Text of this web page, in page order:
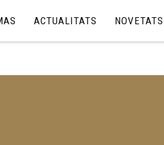
ACTUALITATS NOVETATS